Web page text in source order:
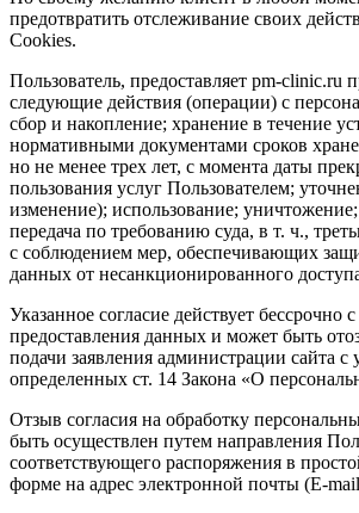
предотвратить отслеживание своих
Cookies.
Пользователь, предоставляет pm-clinic.ru
следующие действия (операции) с
сбор и накопление; хранение в течение
нормативными документами сроков
но не менее трех лет, с момента даты
пользования услуг Пользователем;
изменение); использование;
передача по требованию суда, в т. ч.,
с соблюдением мер, обеспечивающих
данных от несанкционированного
Указанное согласие действует бессрочно
предоставления данных и может быть
подачи заявления администрации сайта с
определенных ст. 14 Закона «О
Отзыв согласия на обработку
быть осуществлен путем направления
соответствующего распоряжения в
форме на адрес электронной почты (E-